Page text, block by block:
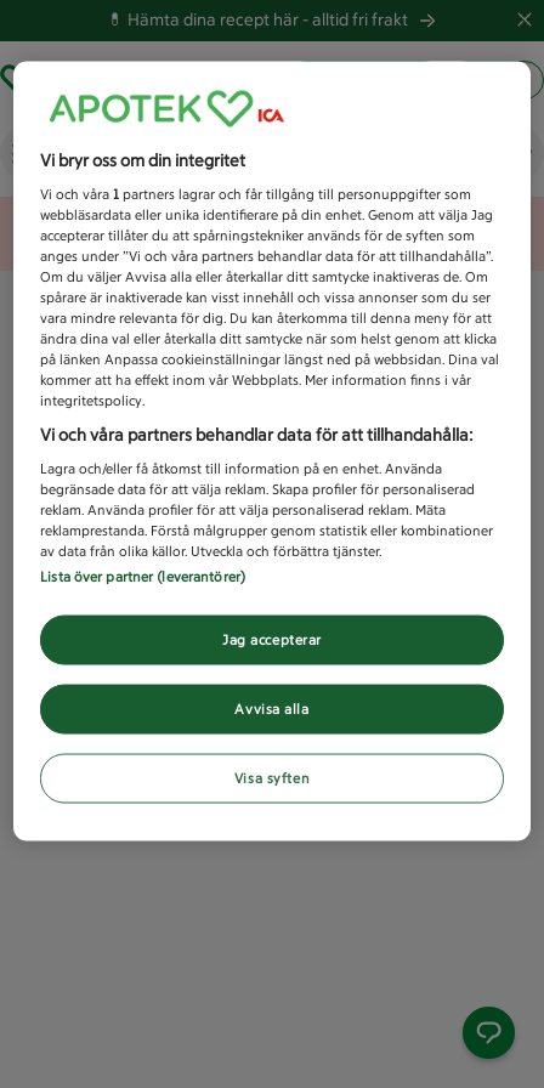
💊 Hämta dina recept här -alltid fri frakt
Vad letar du efter idag?
Unknown error
Vi bryr oss om din integritet
Vi och våra1 partners lagrar och får tillgång till personuppgifter som
webbläsardata eller unika identifierare på din enhet. Genom att välja Jag
accepterar tillåter du att spårningstekniker används för de syften som
anges under ”Vi och våra partners behandlar data för att tillhandahålla”.
Om du väljer Avvisa alla eller återkallar ditt samtycke inaktiveras de. Om
spårare är inaktiverade kan visst innehåll och vissa annonser som du ser
vara mindre relevanta för dig. Du kan återkomma till denna meny för att
ändra dina val eller återkalla ditt samtycke när som helst genom att klicka
på länken Anpassa cookieinställningar längst ned på webbsidan. Dina val
kommer att ha effekt inom vår Webbplats. Mer information finns i vår
integritetspolicy.
Vi och våra partners behandlar data för att tillhandahålla:
Lagra och/eller få åtkomst till information på en enhet. Använda
begränsade data för att välja reklam. Skapa profiler för personaliserad
reklam. Använda profiler för att välja personaliserad reklam. Mäta
reklamprestanda. Förstå målgrupper genom statistik eller kombinationer
av data från olika källor. Utveckla och förbättra tjänster.
Lista över partner (leverantörer)
Avvisa alla
Jag accepterar
Visa syften